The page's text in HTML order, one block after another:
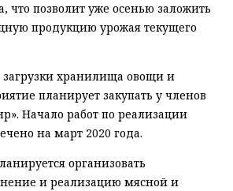
что позволит уже осенью заложить
продукцию урожая текущего
хранилища овощи и
планирует закупать у членов
Начало работ по реализации
на март 2020 года.
организовать
и реализацию мясной и